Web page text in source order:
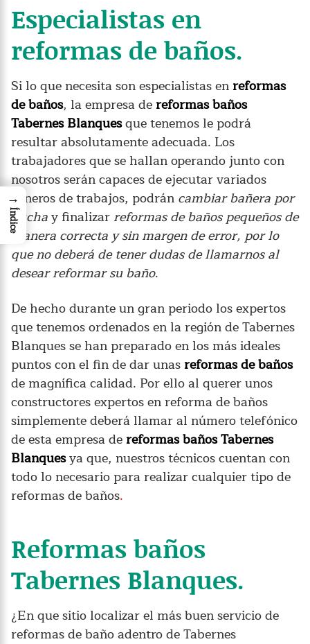
Especialistas en
reformas de baños.
Si lo que necesita son especialistas enreformas
de baños, la empresa dereformas baños
Tabernes Blanquesque tenemos le podrá
resultar absolutamente adecuada. Los
trabajadores que se hallan operando junto con
nosotros serán capaces de ejecutar variados
géneros de trabajos, podrán cambiar bañera por
duchay finalizar reformas de baños pequeños de
manera correcta y sin margen de error, por lo
que no deberá de tener dudas de llamarnos al
desear reformar su baño.
De hecho durante un gran periodo los expertos
que tenemos ordenados en la región de Tabernes
Blanques se han preparado en los más ideales
puntos con el fin de dar unasreformas de baños
de magnífica calidad. Por ello al querer unos
constructores expertos en reforma de baños
simplemente deberá llamar al número telefónico
de esta empresa dereformas baños Tabernes
Blanquesya que, nuestros técnicos cuentan con
todo lo necesario para realizar cualquier tipo de
reformas de baños.
Reformas baños
Tabernes Blanques.
¿En que sitio localizar el más buen servicio de
reformas de baño adentro de Tabernes
→
Índice